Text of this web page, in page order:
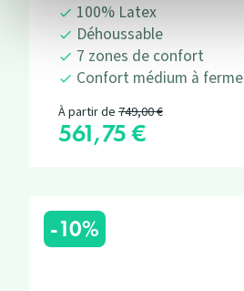
100% Latex
Déhoussable
7 zones de confort
Confort médium à ferme
À partir dePrix de base
749,00 €
Prix
561,75 €
-10%